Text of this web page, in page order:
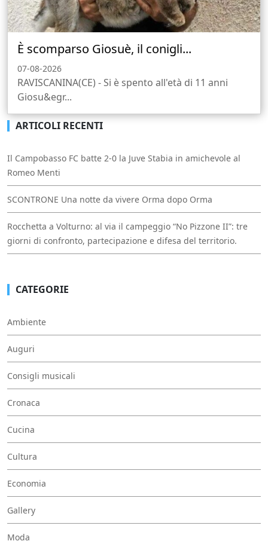
È scomparso Giosuè, il conigli...
07-08-2026
RAVISCANINA(CE) - Si è spento all'età di 11 anni
Giosu&egr...
ARTICOLI RECENTI
Il Campobasso FC batte 2-0 la Juve Stabia in amichevole al
Romeo Menti
SCONTRONE Una notte da vivere Orma dopo Orma
Rocchetta a Volturno: al via il campeggio “No Pizzone II”: tre
giorni di confronto, partecipazione e difesa del territorio.
CATEGORIE
Ambiente
Auguri
Consigli musicali
Cronaca
Cucina
Cultura
Economia
Gallery
Moda